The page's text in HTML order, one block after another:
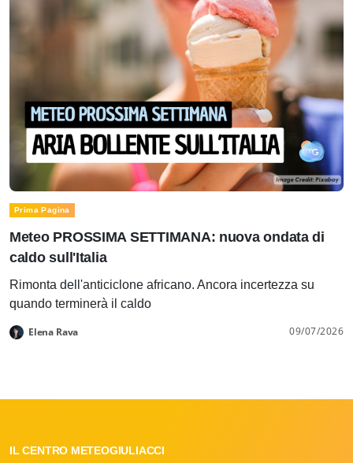
Prima Pagina
Meteo PROSSIMA SETTIMANA: nuova ondata di
caldo sull'Italia
Rimonta dell'anticiclone africano. Ancora incertezza su
quando terminerà il caldo
Elena Rava 09/07/2026
IL CENTRO METEOGIULIACCI